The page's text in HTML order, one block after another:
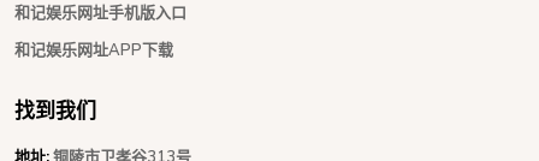
和记娱乐网址手机版入口
和记娱乐网址APP下载
找到我们